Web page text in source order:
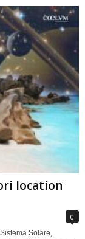
location
0
Solare,